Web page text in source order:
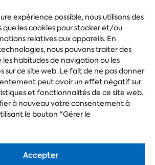
expérience possible, nous utilisons des
les cookies pour stocker et/ou
relatives aux appareils. En
nous pouvons traiter des
les habitudes de navigation ou les
sur ce site web. Le fait de ne pas donner
peut avoir un effet négatif sur
et fonctionnalités de ce site web.
à nouveau votre consentement à
le bouton "Gérer le
Accepter
votre question